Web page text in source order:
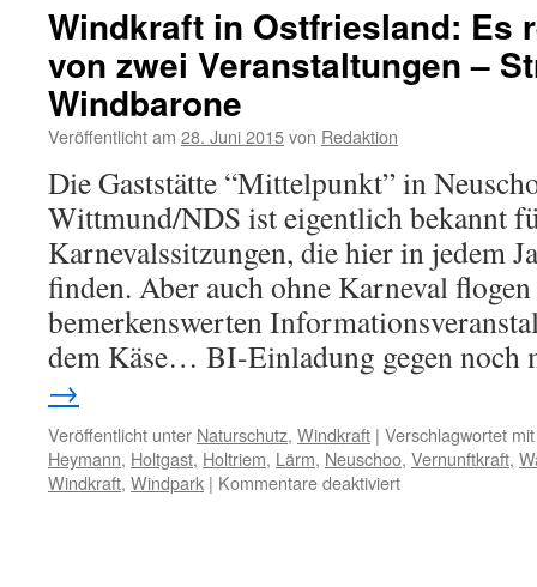
Windkraft in Ostfriesland: Es
von zwei Veranstaltungen –
Windbarone
Veröffentlicht am 28. Juni 2015von Redaktion
Die Gaststätte “Mittelpunkt” in
Wittmund/NDS ist eigentlich bekannt
Karnevalssitzungen, die hier in jedem
finden. Aber auch ohne Karneval
bemerkenswerten
dem Käse… BI-Einladung gegen
→
Veröffentlicht unter Naturschutz, Windkraft | Verschlagwortet mit
Heymann, Holtgast, Holtriem, Lärm, Neuschoo, Vernunftkraft,
Windkraft, Windpark | Kommentare deaktiviertfür